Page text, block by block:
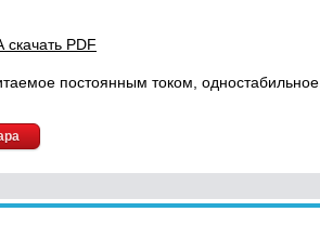
PDF
постоянным током, одностабильное,